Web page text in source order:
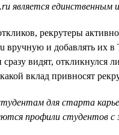
является
рекрутеры
вручную и добавлять
видят,
вклад привносят
для старта
профили студентов с